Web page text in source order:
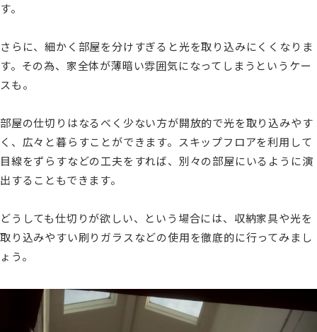
す。
さらに、細かく部屋を分けすぎると光を取り込みにくくなりま
す。その為、家全体が薄暗い雰囲気になってしまうというケー
スも。
部屋の仕切りはなるべく少ない方が開放的で光を取り込みやす
く、広々と暮らすことができます。スキップフロアを利用して
目線をずらすなどの工夫をすれば、別々の部屋にいるように演
出することもできます。
どうしても仕切りが欲しい、という場合には、収納家具や光を
取り込みやすい刷りガラスなどの使用を徹底的に行ってみまし
ょう。